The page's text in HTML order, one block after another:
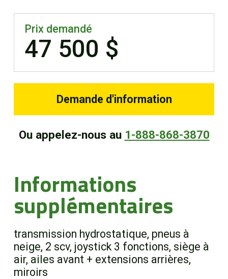
Prix demandé
47 500 $
Demande d'information
Ou appelez-nous au 1-888-868-3870
Informations
supplémentaires
transmission hydrostatique, pneus à
neige, 2 scv, joystick 3 fonctions, siège à
air, ailes avant + extensions arrières,
miroirs